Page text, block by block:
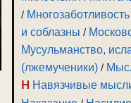
/ Многозаботливость
и соблазны /
Мусульманство,
(лжемученики) /
Н Навязчивые